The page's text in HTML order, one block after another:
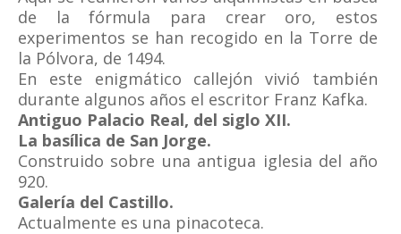
de la fórmula para crear oro, estos
experimentos se han recogido en la Torre de
la Pólvora, de 1494.
En este enigmático callejón vivió también
durante algunos años el escritor Franz Kafka.
Antiguo Palacio Real, del siglo XII.
La basílica de San Jorge.
Construido sobre una antigua iglesia del año
920.
Galería del Castillo.
Actualmente es una pinacoteca.